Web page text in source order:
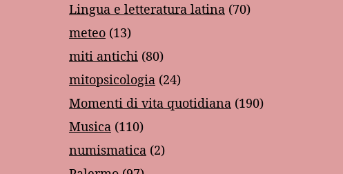
Lingua e letteratura latina (70)
meteo (13)
miti antichi (80)
mitopsicologia (24)
Momenti di vita quotidiana (190)
Musica (110)
numismatica (2)